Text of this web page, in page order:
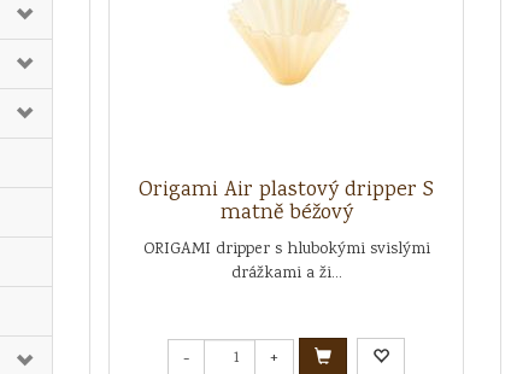
Origami Air plastový dripper S
matně béžový
ORIGAMI dripper s hlubokými svislými
drážkami a ži...
- +